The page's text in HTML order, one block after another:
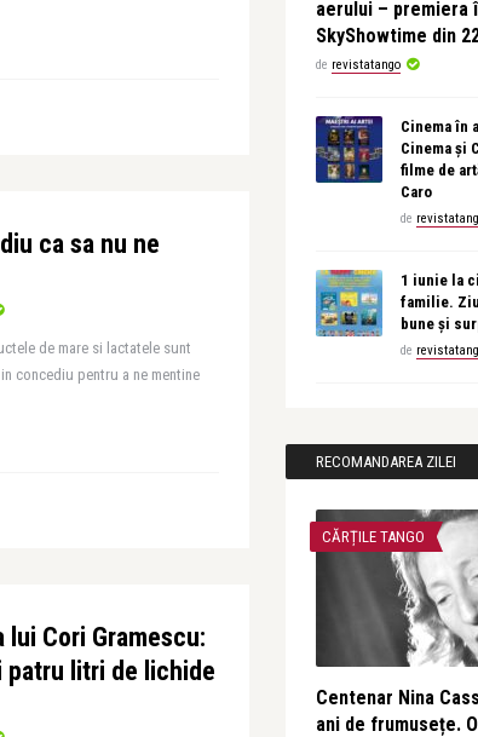
ca sa nu ne
de mare si lactatele sunt
concediu pentru a ne mentine
Cori Gramescu:
patru litri de lichide
aerului – premiera
SkyShowtime din
de revistatango
Cinema în
Cinema și
filme de
Caro
de
1 iunie la
familie.
bune și
de
RECOMANDAREA ZILEI
CĂRȚILE TANGO
Centenar Nina
ani de frumusețe.